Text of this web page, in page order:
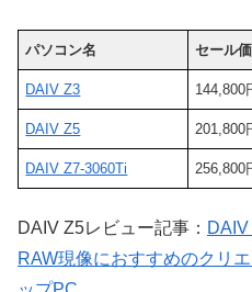
パソコン名 セール
DAIV Z3 144,800
DAIV Z5 201,800
DAIV Z7-3060Ti 256,800
DAIV Z5レビュー記事：
RAW現像におすすめのクリ